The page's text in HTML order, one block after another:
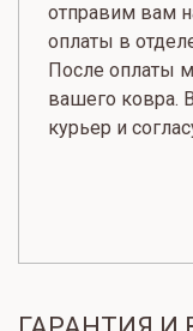
отправим вам
оплаты в
После оплаты
вашего ковра.
курьер и